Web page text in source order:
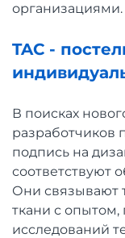
организациями.
TAC -
В поисках
разработчиков
подпись на
соответствуют
Они связывают
ткани с опытом,
исследований